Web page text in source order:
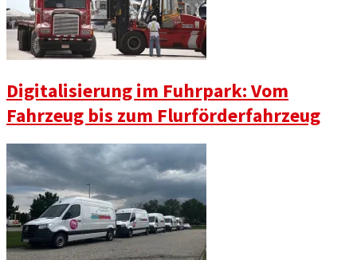
Digitalisierung im Fuhrpark: Vom
Fahrzeug bis zum Flurförderfahrzeug